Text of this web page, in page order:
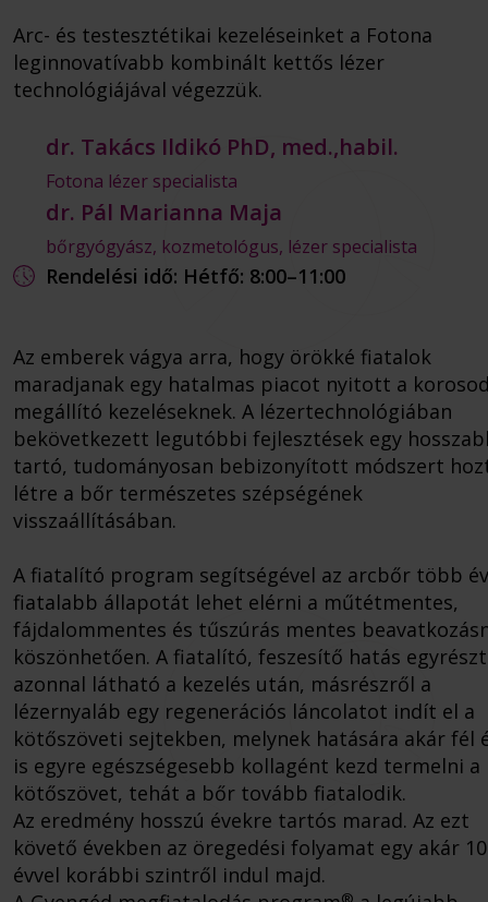
Arc- és testesztétikai kezeléseinket a Fotona
leginnovatívabb kombinált kettős lézer
technológiájával végezzük.
dr. Takács Ildikó PhD, med.,habil.
Fotona lézer specialista
dr. Pál Marianna Maja
bőrgyógyász, kozmetológus, lézer specialista
Rendelési idő: Hétfő: 8:00–11:00
Az emberek vágya arra, hogy örökké fiatalok
maradjanak egy hatalmas piacot nyitott a
megállító kezeléseknek. A lézertechnológiában
bekövetkezett legutóbbi fejlesztések egy
tartó, tudományosan bebizonyított módszert
létre a bőr természetes szépségének
visszaállításában.
A fiatalító program segítségével az arcbőr több
fiatalabb állapotát lehet elérni a műtétmentes,
fájdalommentes és tűszúrás mentes
köszönhetően. A fiatalító, feszesítő hatás egyrészt
azonnal látható a kezelés után, másrészről a
lézernyaláb egy regenerációs láncolatot indít el a
kötőszöveti sejtekben, melynek hatására akár fél
is egyre egészségesebb kollagént kezd termelni a
kötőszövet, tehát a bőr tovább fiatalodik.
Az eredmény hosszú évekre tartós marad. Az ezt
követő években az öregedési folyamat egy akár 10
évvel korábbi szintről indul majd.